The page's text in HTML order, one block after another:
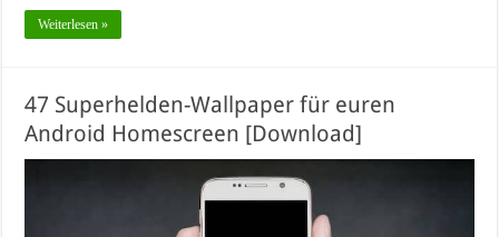
Weiterlesen »
47 Superhelden-Wallpaper für euren
Android Homescreen [Download]